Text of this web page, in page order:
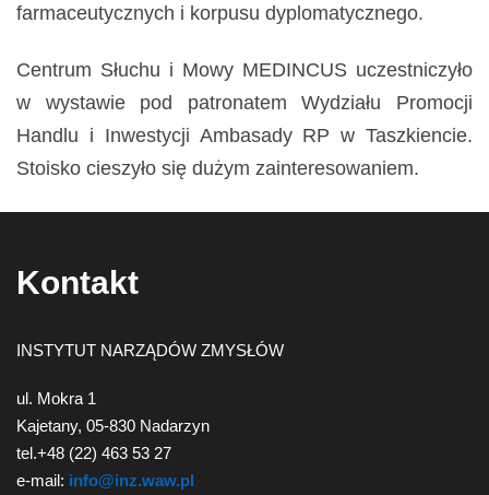
farmaceutycznych i korpusu dyplomatycznego.
Centrum Słuchu i Mowy MEDINCUS uczestniczyło
w wystawie pod patronatem Wydziału Promocji
Handlu i Inwestycji Ambasady RP w Taszkiencie.
Stoisko cieszyło się dużym zainteresowaniem.
Kontakt
INSTYTUT NARZĄDÓW ZMYSŁÓW
ul. Mokra 1
Kajetany, 05-830 Nadarzyn
tel.+48 (22) 463 53 27
e-mail: info@inz.waw.pl